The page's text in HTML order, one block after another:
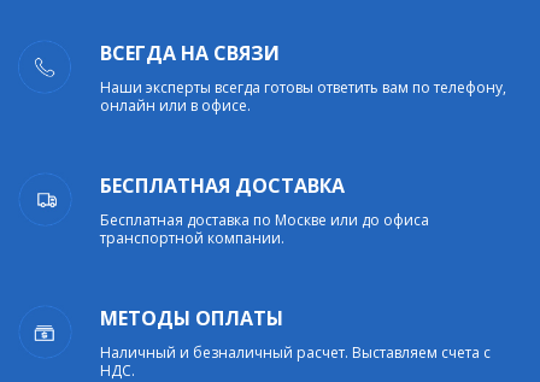
ВСЕГДА НА СВЯЗИ
Наши эксперты всегда готовы ответить вам по телефону,
онлайн или в офисе.
БЕСПЛАТНАЯ ДОСТАВКА
Бесплатная доставка по Москве или до офиса
транспортной компании.
МЕТОДЫ ОПЛАТЫ
Наличный и безналичный расчет. Выставляем счета с
НДС.